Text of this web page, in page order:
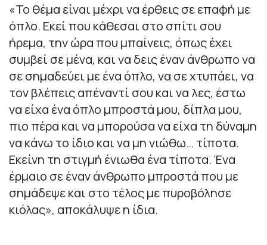
«Το θέμα είναι μέχρι να έρθεις σε επαφή με
όπλο. Εκεί που κάθεσαι στο σπίτι σου
ήρεμα, την ώρα που μπαίνεις, όπως έχει
συμβεί σε μένα, και να δεις έναν άνθρωπο να
σε σημαδεύει με ένα όπλο, να σε χτυπάει, να
τον βλέπεις απέναντί σου και να λες, έστω
να είχα ένα όπλο μπροστά μου, δίπλα μου,
πιο πέρα και να μπορούσα να είχα τη δύναμη
να κάνω το ίδιο και να μη νιώθω… τίποτα.
Εκείνη τη στιγμή ένιωθα ένα τίποτα. Ένα
έρμαιο σε έναν άνθρωπο μπροστά που με
σημάδεψε και στο τέλος με πυροβόλησε
κιόλας», αποκάλυψε η ίδια.